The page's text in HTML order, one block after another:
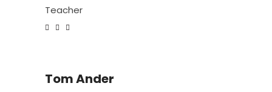
Teacher
Tom Ander